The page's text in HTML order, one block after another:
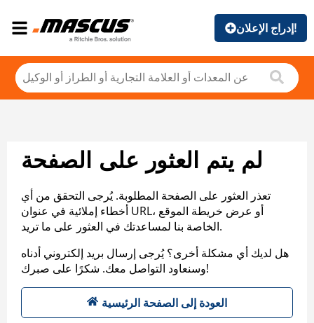
إدراج الإعلان!
لم يتم العثور على الصفحة
تعذر العثور على الصفحة المطلوبة. يُرجى التحقق من أي
أخطاء إملائية في عنوان URL، أو عرض خريطة الموقع
الخاصة بنا لمساعدتك في العثور على ما تريد.
هل لديك أي مشكلة أخرى؟ يُرجى إرسال بريد إلكتروني أدناه
وسنعاود التواصل معك. شكرًا على صبرك!
العودة إلى الصفحة الرئيسية